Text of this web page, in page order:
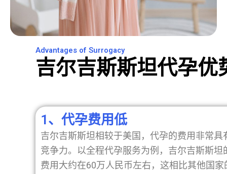
Advantages of Surrogacy
吉尔吉斯斯坦代孕优
1、代孕费用低
吉尔吉斯斯坦相较于美国，代孕的费用非常具
竞争力。以全程代孕服务为例，吉尔吉斯斯坦
费用大约在60万人民币左右，这相比其他国家